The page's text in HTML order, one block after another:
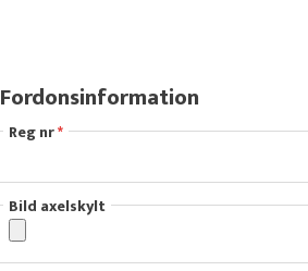
Fordonsinformation
Reg nr
Bild axelskylt